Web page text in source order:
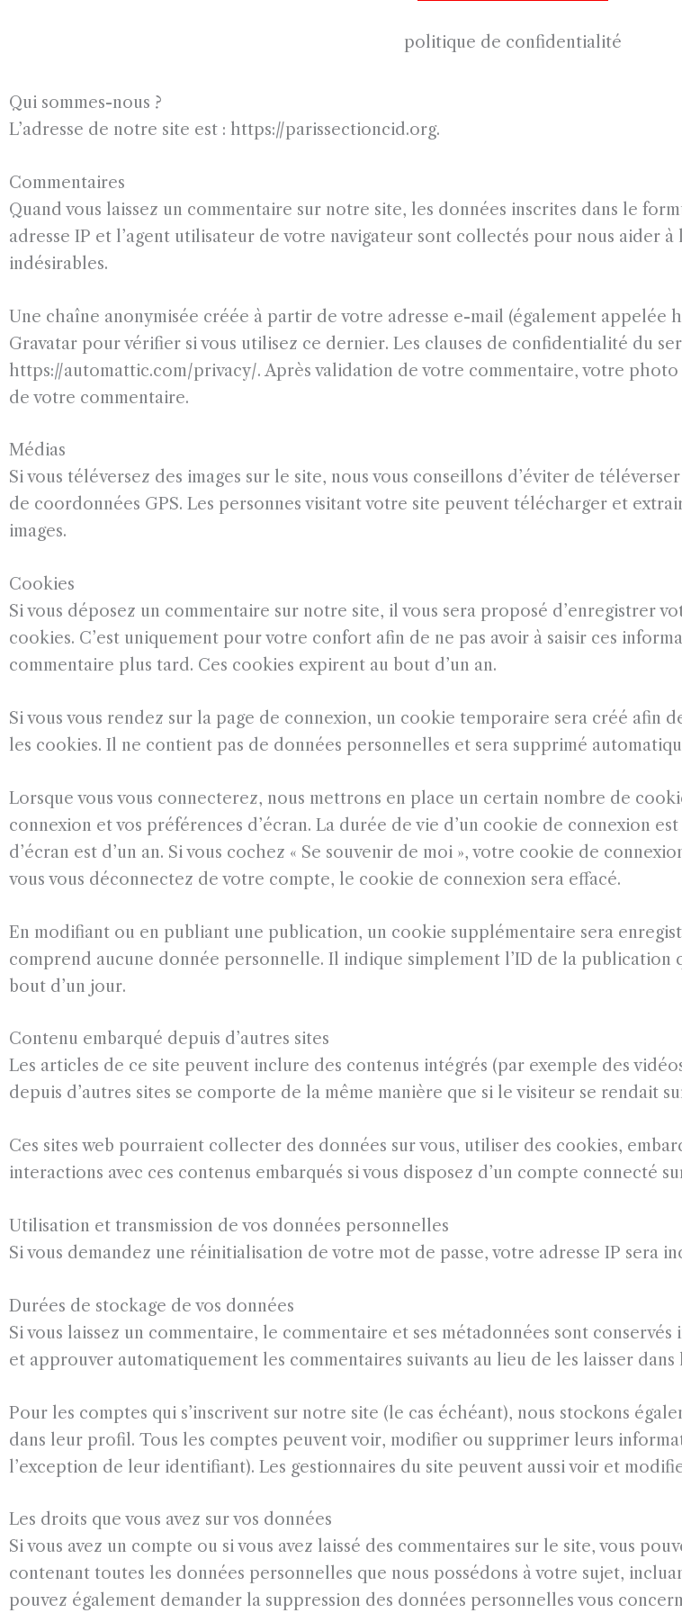
politique de confidentialité
Qui sommes-nous ?
L’adresse de notre site est : https://parissectioncid.org.
Commentaires
Quand vous laissez un commentaire sur notre site, les données inscrites dans le
adresse IP et l’agent utilisateur de votre navigateur sont collectés pour nous aider
indésirables.
Une chaîne anonymisée créée à partir de votre adresse e-mail (également appelée
Gravatar pour vérifier si vous utilisez ce dernier. Les clauses de confidentialité du
https://automattic.com/privacy/. Après validation de votre commentaire, votre
de votre commentaire.
Médias
Si vous téléversez des images sur le site, nous vous conseillons d’éviter de
de coordonnées GPS. Les personnes visitant votre site peuvent télécharger et
images.
Cookies
Si vous déposez un commentaire sur notre site, il vous sera proposé d’enregistrer
cookies. C’est uniquement pour votre confort afin de ne pas avoir à saisir ces
commentaire plus tard. Ces cookies expirent au bout d’un an.
Si vous vous rendez sur la page de connexion, un cookie temporaire sera créé afin
les cookies. Il ne contient pas de données personnelles et sera supprimé
Lorsque vous vous connecterez, nous mettrons en place un certain nombre de
connexion et vos préférences d’écran. La durée de vie d’un cookie de connexion
d’écran est d’un an. Si vous cochez « Se souvenir de moi », votre cookie de
vous vous déconnectez de votre compte, le cookie de connexion sera effacé.
En modifiant ou en publiant une publication, un cookie supplémentaire sera
comprend aucune donnée personnelle. Il indique simplement l’ID de la publication
bout d’un jour.
Contenu embarqué depuis d’autres sites
Les articles de ce site peuvent inclure des contenus intégrés (par exemple des
depuis d’autres sites se comporte de la même manière que si le visiteur se rendait
Ces sites web pourraient collecter des données sur vous, utiliser des cookies,
interactions avec ces contenus embarqués si vous disposez d’un compte connecté
Utilisation et transmission de vos données personnelles
Si vous demandez une réinitialisation de votre mot de passe, votre adresse IP sera
Durées de stockage de vos données
Si vous laissez un commentaire, le commentaire et ses métadonnées sont
et approuver automatiquement les commentaires suivants au lieu de les laisser
Pour les comptes qui s’inscrivent sur notre site (le cas échéant), nous stockons
dans leur profil. Tous les comptes peuvent voir, modifier ou supprimer leurs
l’exception de leur identifiant). Les gestionnaires du site peuvent aussi voir et
Les droits que vous avez sur vos données
Si vous avez un compte ou si vous avez laissé des commentaires sur le site, vous
contenant toutes les données personnelles que nous possédons à votre sujet,
pouvez également demander la suppression des données personnelles vous